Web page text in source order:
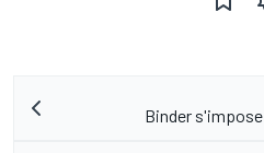
Binder